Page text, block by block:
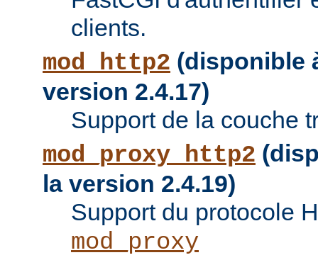
clients.
mod_http2 (disponible
version 2.4.17)
Support de la couche
mod_proxy_http2
la version 2.4.19)
Support du protocole
mod_proxy